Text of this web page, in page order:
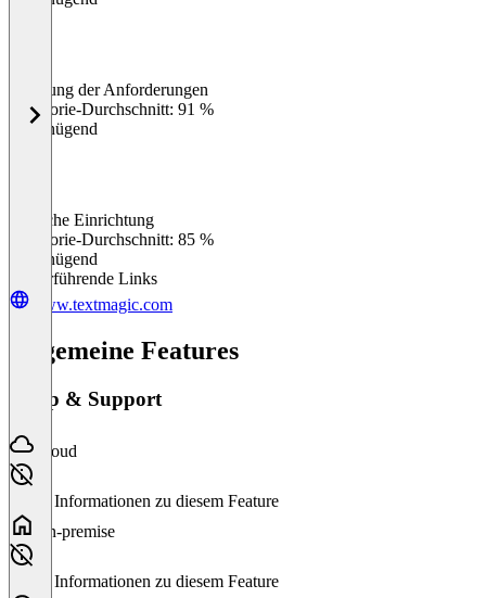
Erfüllung der Anforderungen
Kategorie-Durchschnitt: 91 %
Ungenügend
Einfache Einrichtung
Kategorie-Durchschnitt: 85 %
Ungenügend
Weiterführende Links
www.textmagic.com
Allgemeine Features
Setup & Support
Cloud
Keine Informationen zu diesem Feature
On-premise
Keine Informationen zu diesem Feature